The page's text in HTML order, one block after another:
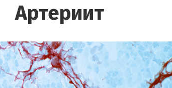
Артериит